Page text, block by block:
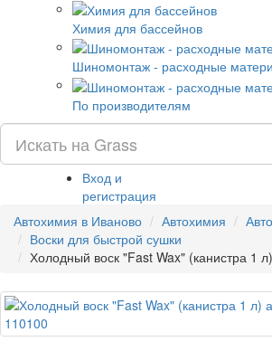
Химия для бассейнов
Шиномонтаж - расходные
По производителям
Вход и
регистрация
Автохимия в Иваново Автохимия
Воски для быстрой сушки
Холодный воск "Fast Wax" (канистра 1